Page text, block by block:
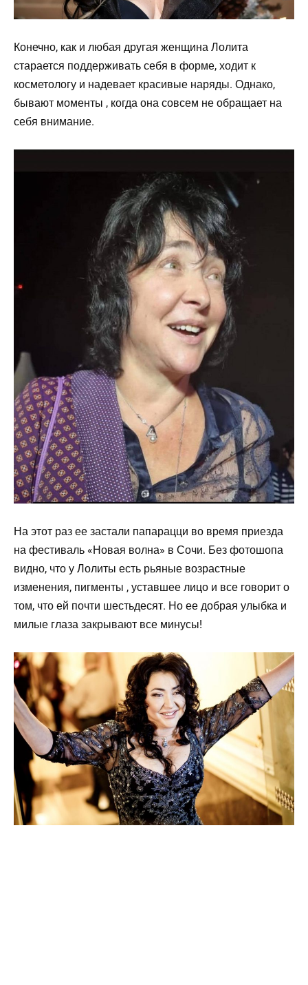
Конечно, как и любая другая женщина Лолита
старается поддерживать себя в форме, ходит к
косметологу и надевает красивые наряды. Однако,
бывают моменты , когда она совсем не обращает на
себя внимание.
На этот раз ее застали папарацци во время приезда
на фестиваль «Новая волна» в Сочи. Без фотошопа
видно, что у Лолиты есть рьяные возрастные
изменения, пигменты , уставшее лицо и все говорит о
том, что ей почти шестьдесят. Но ее добрая улыбка и
милые глаза закрывают все минусы!